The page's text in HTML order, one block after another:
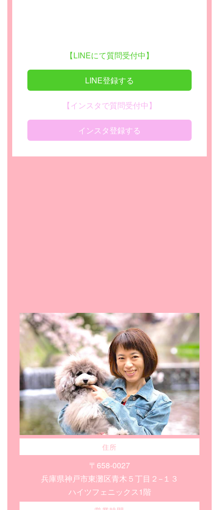
【LINEにて質問受付中】
LINE登録する
【インスタで質問受付中】
インスタ登録する
住所
〒658-0027
兵庫県神戸市東灘区青木５丁目２−１３
ハイツフェニックス1階